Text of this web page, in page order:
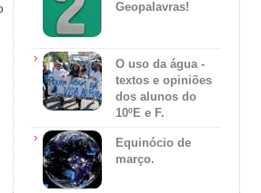
Geopalavras!
O uso da água -
textos e opiniões
dos alunos do
10ºE e F.
Equinócio de
março.